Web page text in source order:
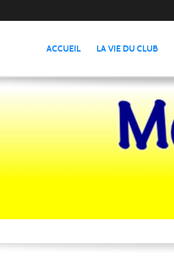
ACCUEIL LA VIE DU CLUB